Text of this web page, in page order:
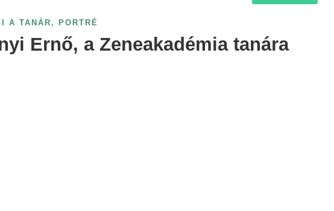
A TANÁR, PORTRÉ
Ernő, a Zeneakadémia tanára